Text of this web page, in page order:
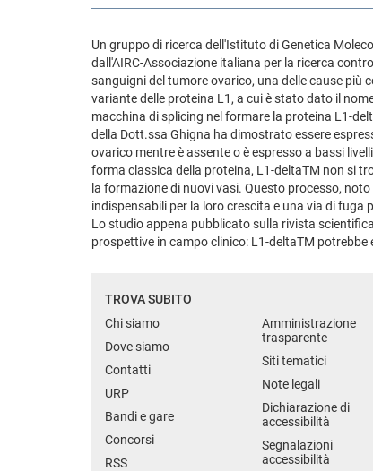
Un gruppo di ricerca dell'Istituto di Genetica
dall'AIRC-Associazione italiana per la ricerca
sanguigni del tumore ovarico, una delle cause più
variante delle proteina L1, a cui è stato dato il
macchina di splicing nel formare la proteina L1-
della Dott.ssa Ghigna ha dimostrato essere
ovarico mentre è assente o è espresso a bassi
forma classica della proteina, L1-deltaTM non si
la formazione di nuovi vasi. Questo processo,
indispensabili per la loro crescita e una via di
Lo studio appena pubblicato sulla rivista
prospettive in campo clinico: L1-deltaTM
TROVA SUBITO
Chi siamo
Dove siamo
Contatti
URP
Bandi e gare
Concorsi
RSS
Amministrazione
trasparente
Siti tematici
Note legali
Dichiarazione di
accessibilità
Segnalazioni
accessibilità